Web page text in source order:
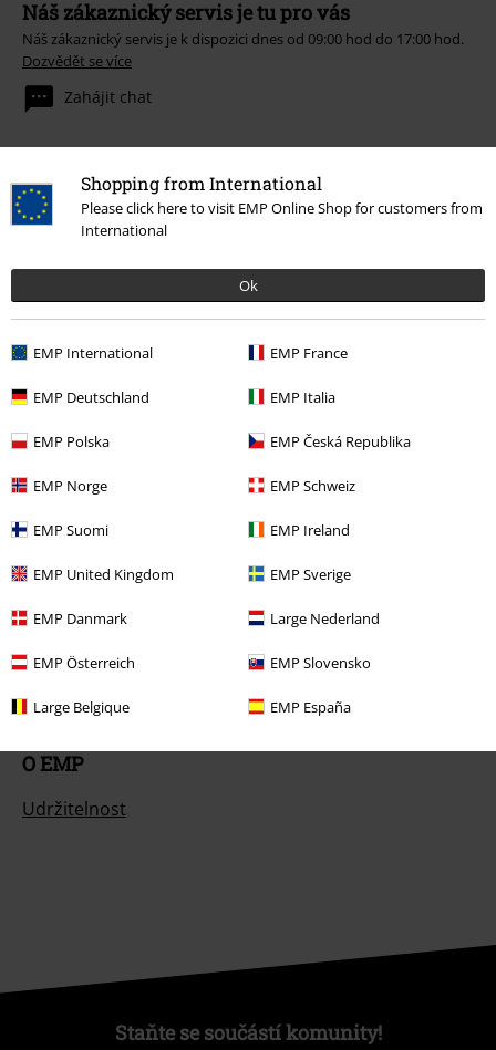
Shopping from International
Please click here to visit EMP Online Shop for customers from
International
Ok
EMP International EMP France
EMP Deutschland EMP Italia
EMP Polska EMP Česká Republika
EMP Norge EMP Schweiz
EMP Suomi EMP Ireland
EMP United Kingdom EMP Sverige
EMP Danmark Large Nederland
EMP Österreich EMP Slovensko
Large Belgique EMP España
Náš zákaznický servis je tu pro vás
Náš zákaznický servis je k dispozici dnes od 09:00 hod do 17:00 hod.
Dozvědět se více
Zahájit chat
Zákaznícky servis
Nabídky pro vás
Soutěž
Objednejte si dárkový poukaz
O EMP
Udržitelnost
Staňte se součástí komunity!